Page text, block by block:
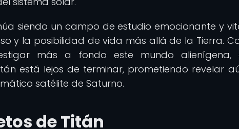
siendo un campo de estudio emocionante y
y la posibilidad de vida más allá de la Tierra.
más a fondo este mundo alienígena,
está lejos de terminar, prometiendo revelar
satélite de Saturno.
de Titán